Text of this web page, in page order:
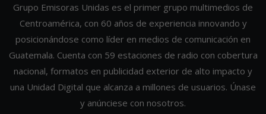
Grupo Emisoras Unidas es el primer grupo multimedios de
Centroamérica, con 60 años de experiencia innovando y
posicionándose como líder en medios de comunicación en
Guatemala. Cuenta con 59 estaciones de radio con cobertura
nacional, formatos en publicidad exterior de alto impacto y
una Unidad Digital que alcanza a millones de usuarios. Únase
y anúnciese con nosotros.